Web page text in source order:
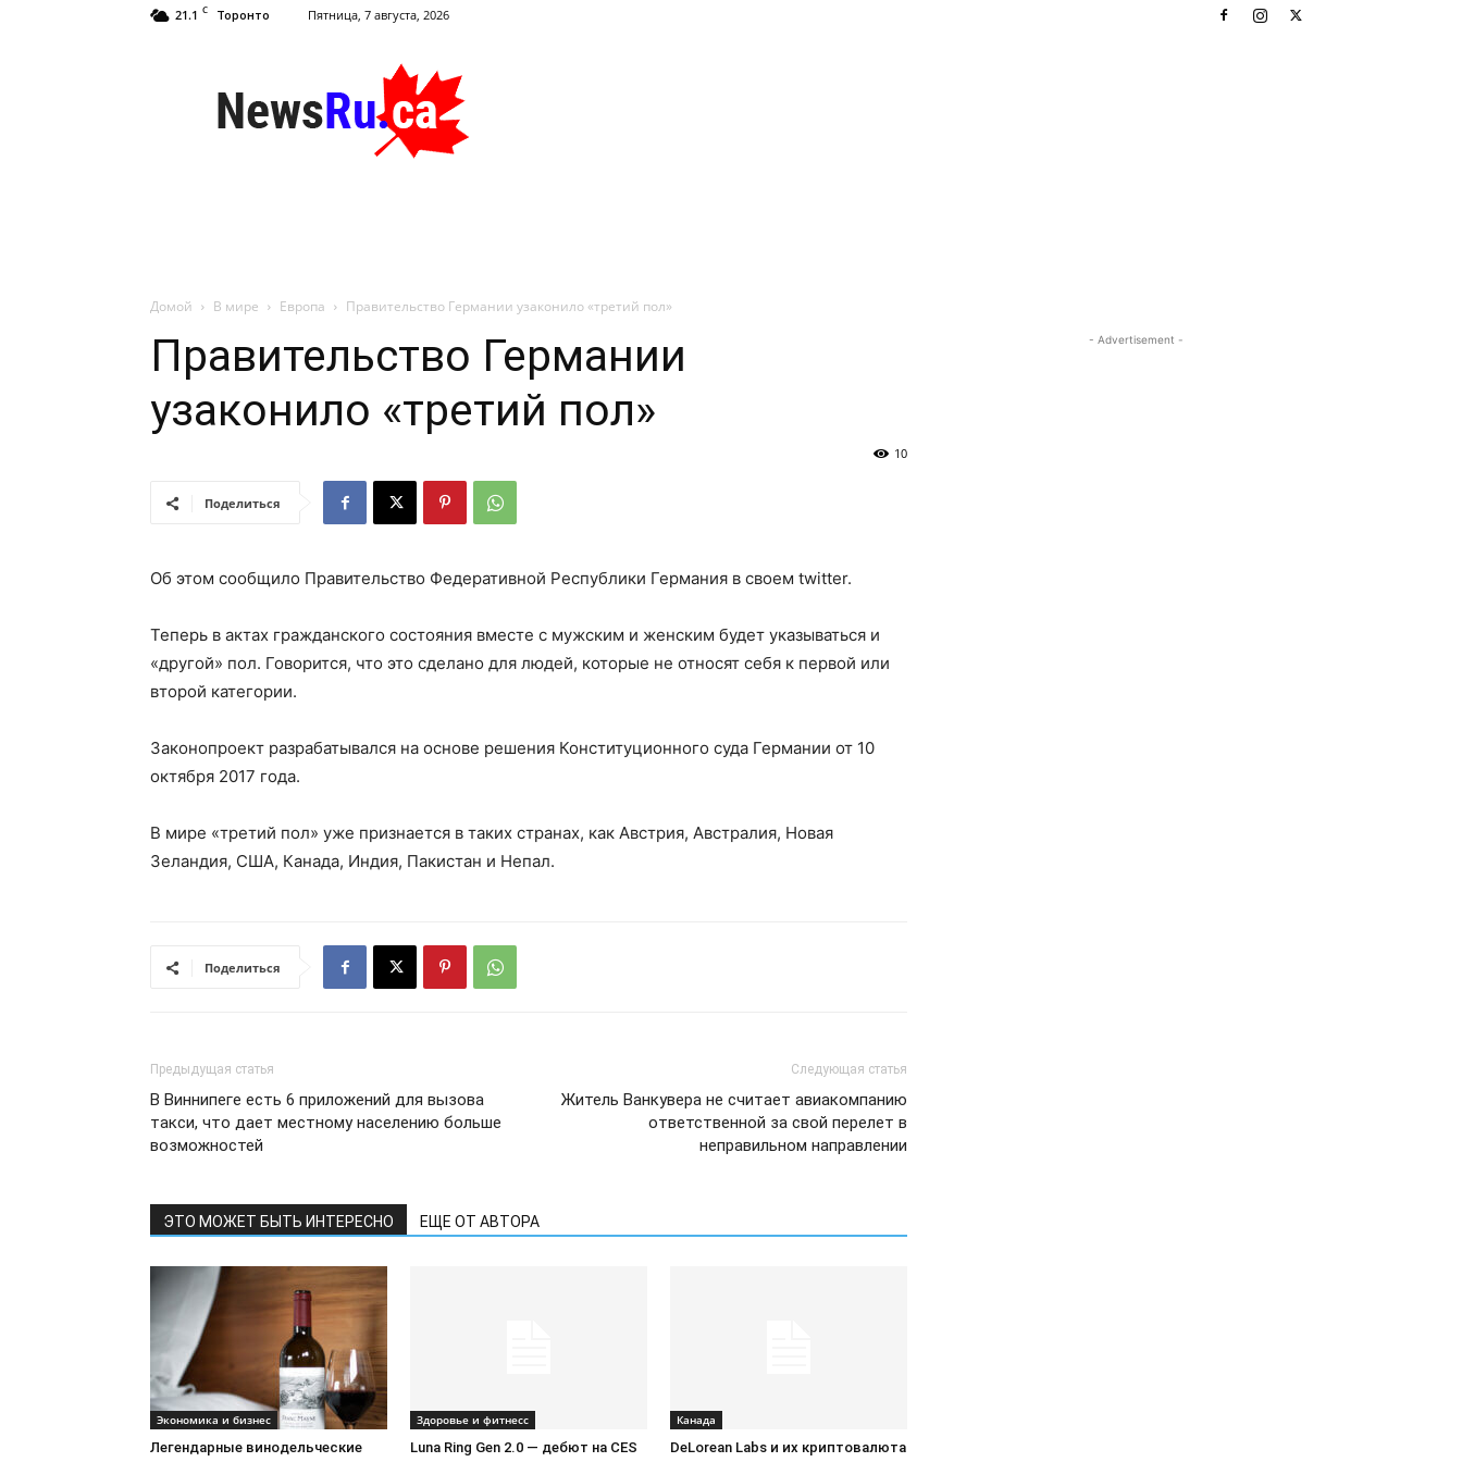
21.1 C Торонто Пятница, 7 августа, 2026
NewsRu.Ca
Домой В мире Европа Правительство Германии узаконило «третий пол»
Правительство Германии
узаконило «третий пол»
10
Поделиться
Об этом сообщило Правительство Федеративной Республики Германия в своем twitter.
Теперь в актах гражданского состояния вместе с мужским и женским будет указываться и
«другой» пол. Говорится, что это сделано для людей, которые не относят себя к первой или
второй категории.
Законопроект разрабатывался на основе решения Конституционного суда Германии от 10
октября 2017 года.
В мире «третий пол» уже признается в таких странах, как Австрия, Австралия, Новая
Зеландия, США, Канада, Индия, Пакистан и Непал.
Поделиться
Предыдущая статья
В Виннипеге есть 6 приложений для вызова
такси, что дает местному населению больше
возможностей
Следующая статья
Житель Ванкувера не считает авиакомпанию
ответственной за свой перелет в
неправильном направлении
ЭТО МОЖЕТ БЫТЬ ИНТЕРЕСНО ЕЩЕ ОТ АВТОРА
Экономика и бизнес
Легендарные винодельческие
Здоровье и фитнесс
Luna Ring Gen 2.0 — дебют на CES
Канада
DeLorean Labs и их криптовалюта
- Advertisement -